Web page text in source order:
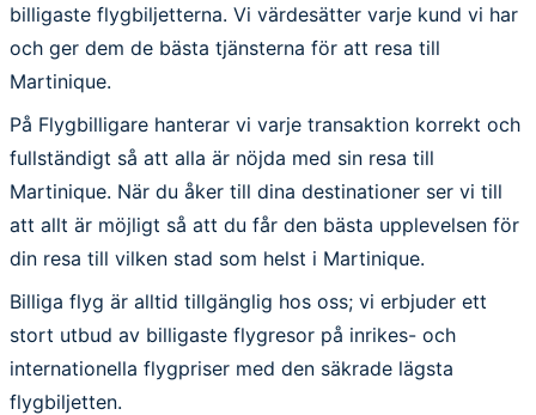
billigaste flygbiljetterna. Vi värdesätter varje kund vi har
och ger dem de bästa tjänsterna för att resa till
Martinique.
På Flygbilligare hanterar vi varje transaktion korrekt och
fullständigt så att alla är nöjda med sin resa till
Martinique. När du åker till dina destinationer ser vi till
att allt är möjligt så att du får den bästa upplevelsen för
din resa till vilken stad som helst i Martinique.
Billiga flyg är alltid tillgänglig hos oss; vi erbjuder ett
stort utbud av billigaste flygresor på inrikes- och
internationella flygpriser med den säkrade lägsta
flygbiljetten.